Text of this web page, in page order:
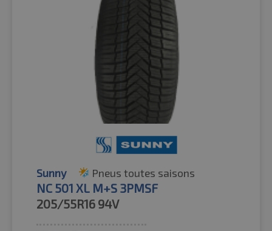
Sunny Pneus toutes saisons
NC 501 XL M+S 3PMSF
205/55R16 94V